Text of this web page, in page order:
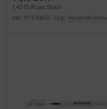
1,42 EUR pro Stück
inkl. 19 % MwSt. zzgl. Versandkosten